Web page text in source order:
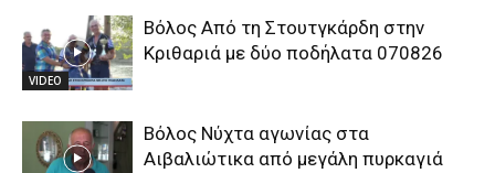
VIDEO
Βόλος Από τη Στουτγκάρδη στην
Κριθαριά με δύο ποδήλατα 070826
Βόλος Νύχτα αγωνίας στα
Αιβαλιώτικα από μεγάλη πυρκαγιά